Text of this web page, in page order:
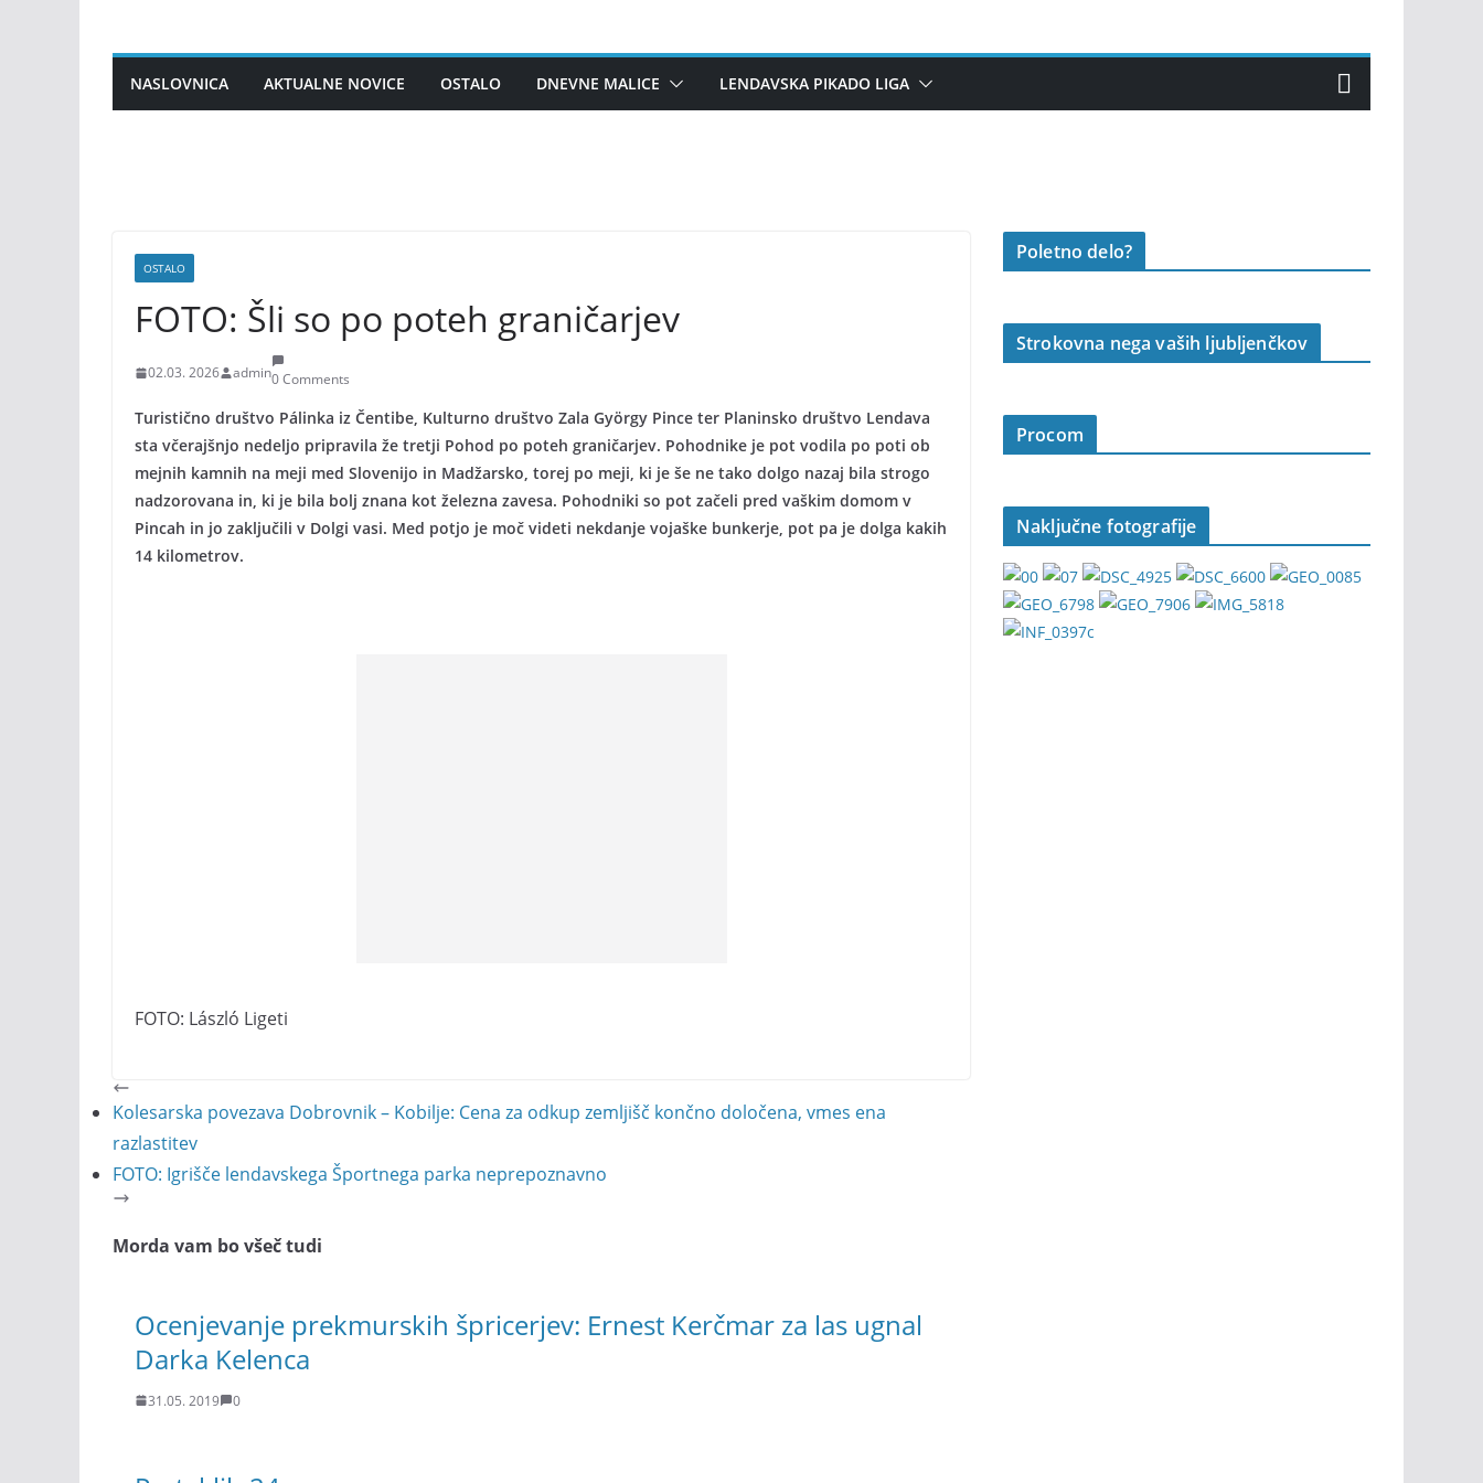
contentNASLOVNICA AKTUALNE NOVICE OSTALO DNEVNE MALICE LENDAVSKA PIKADO LIGA
OSTALO
FOTO: Šli so po poteh graničarjev
02.03. 2026 admin0 Comments
Turistično društvo Pálinka iz Čentibe, Kulturno društvo Zala György Pince ter Planinsko društvo Lendava
sta včerajšnjo nedeljo pripravila že tretji Pohod po poteh graničarjev. Pohodnike je pot vodila po poti ob
mejnih kamnih na meji med Slovenijo in Madžarsko, torej po meji, ki je še ne tako dolgo nazaj bila strogo
nadzorovana in, ki je bila bolj znana kot železna zavesa. Pohodniki so pot začeli pred vaškim domom v
Pincah in jo zaključili v Dolgi vasi. Med potjo je moč videti nekdanje vojaške bunkerje, pot pa je dolga kakih
14 kilometrov.
FOTO: László Ligeti
Kolesarska povezava Dobrovnik – Kobilje: Cena za odkup zemljišč končno določena, vmes ena
razlastitev
FOTO: Igrišče lendavskega Športnega parka neprepoznavno
Morda vam bo všeč tudi
Ocenjevanje prekmurskih špricerjev: Ernest Kerčmar za las ugnal
Darka Kelenca
31.05. 2019 0
Poletno delo?
Strokovna nega vaših ljubljenčkov
Procom
Naključne fotografije